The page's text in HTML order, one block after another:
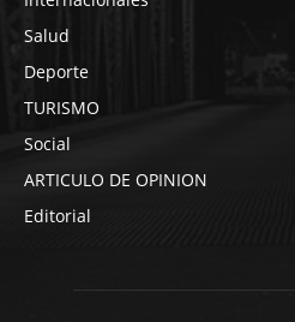
Salud
Deporte
TURISMO
Social
ARTICULO DE OPINION
Editorial